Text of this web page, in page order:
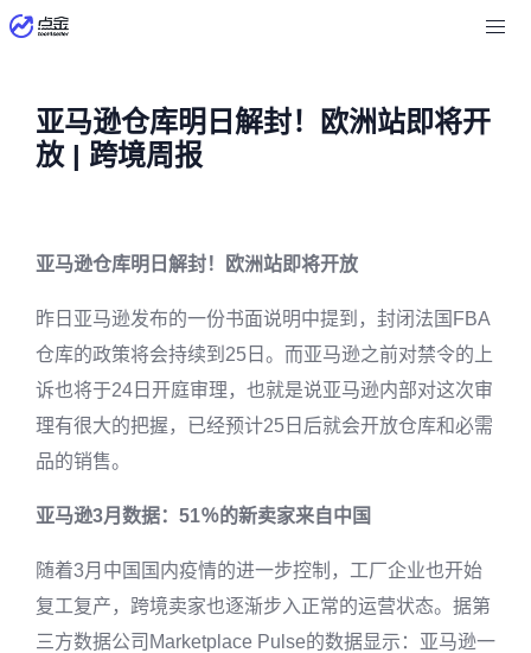
亚马逊仓库明日解封！欧洲站即将开
放 | 跨境周报
亚马逊仓库明日解封！欧洲站即将开放
昨日亚马逊发布的一份书面说明中提到，封闭法国FBA
仓库的政策将会持续到25日。而亚马逊之前对禁令的上
诉也将于24日开庭审理，也就是说亚马逊内部对这次审
理有很大的把握，已经预计25日后就会开放仓库和必需
品的销售。
亚马逊3月数据：51％的新卖家来自中国
随着3月中国国内疫情的进一步控制，工厂企业也开始
复工复产，跨境卖家也逐渐步入正常的运营状态。据第
三方数据公司Marketplace Pulse的数据显示：亚马逊一